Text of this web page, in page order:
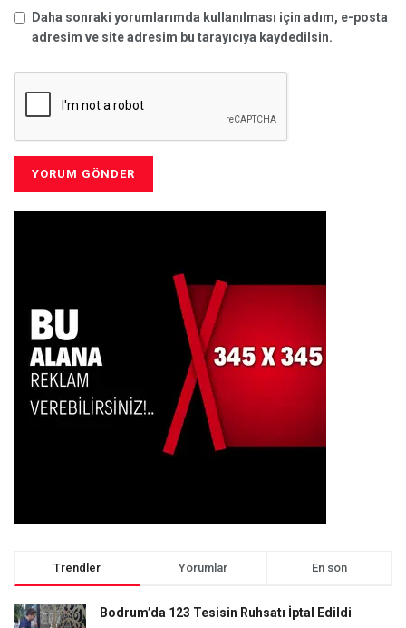
Daha sonraki yorumlarımda kullanılması için adım, e-posta
adresim ve site adresim bu tarayıcıya kaydedilsin.
Trendler Yorumlar En son
Bodrum’da 123 Tesisin Ruhsatı İptal Edildi